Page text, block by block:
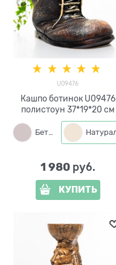
U09476
Кашпо ботинок U09476
полистоун 37*19*20 см
Бетон
1 980 руб.
КУПИТЬ